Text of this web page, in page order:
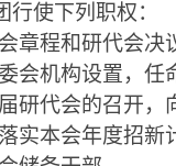
行使下列职权：
章程和研代会决
会机构设置，任
研代会的召开，
实本会年度招新